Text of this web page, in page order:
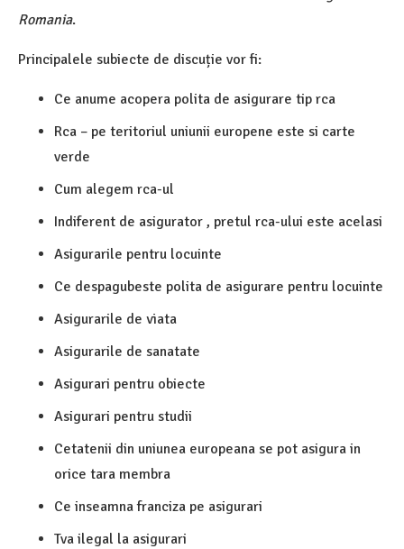
Romania.
Principalele subiecte de discuție vor fi:
Ce anume acopera polita de asigurare tip rca
Rca – pe teritoriul uniunii europene este si carte
verde
Cum alegem rca-ul
Indiferent de asigurator , pretul rca-ului este acelasi
Asigurarile pentru locuinte
Ce despagubeste polita de asigurare pentru locuinte
Asigurarile de viata
Asigurarile de sanatate
Asigurari pentru obiecte
Asigurari pentru studii
Cetatenii din uniunea europeana se pot asigura in
orice tara membra
Ce inseamna franciza pe asigurari
Tva ilegal la asigurari